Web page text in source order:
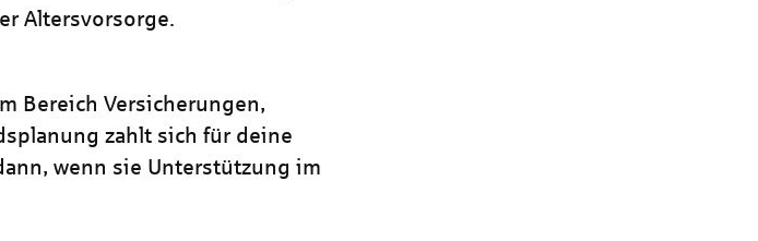
Altersvorsorge.
Bereich Versicherungen,
zahlt sich für deine
wenn sie Unterstützung im